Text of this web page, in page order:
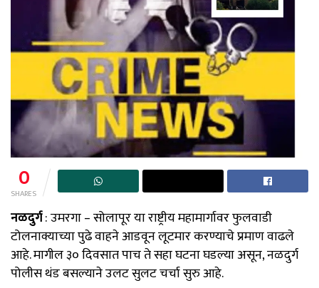
0
SHARES
नळदुर्ग: उमरगा – सोलापूर या राष्ट्रीय महामार्गावर फुलवाडी
टोलनाक्याच्या पुढे वाहने आडवून लूटमार करण्याचे प्रमाण वाढले
आहे. मागील ३० दिवसात पाच ते सहा घटना घडल्या असून, नळदुर्ग
पोलीस थंड बसल्याने उलट सुलट चर्चा सुरु आहे.